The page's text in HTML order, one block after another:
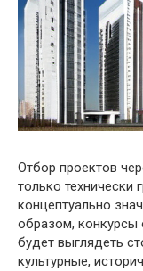
Отбор проектов
только технически
концептуально
образом, конкурсы
будет выглядеть
культурные,